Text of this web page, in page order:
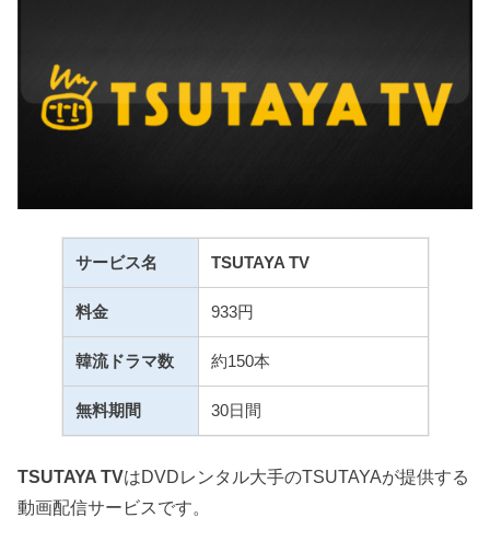
サービス名 TSUTAYA TV
料金 933円
韓流ドラマ数 約150本
無料期間 30日間
TSUTAYA TVはDVDレンタル大手のTSUTAYAが提供する
動画配信サービスです。